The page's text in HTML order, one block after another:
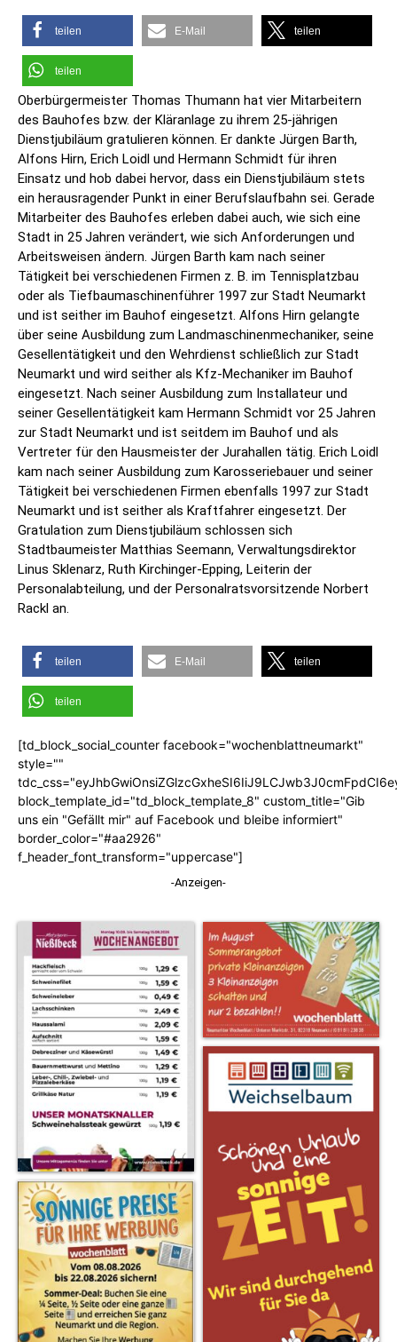
teilen E-Mail teilen
teilen
Oberbürgermeister Thomas Thumann hat vier Mitarbeitern
des Bauhofes bzw. der Kläranlage zu ihrem 25-jährigen
Dienstjubiläum gratulieren können. Er dankte Jürgen Barth,
Alfons Hirn, Erich Loidl und Hermann Schmidt für ihren
Einsatz und hob dabei hervor, dass ein Dienstjubiläum stets
ein herausragender Punkt in einer Berufslaufbahn sei. Gerade
Mitarbeiter des Bauhofes erleben dabei auch, wie sich eine
Stadt in 25 Jahren verändert, wie sich Anforderungen und
Arbeitsweisen ändern. Jürgen Barth kam nach seiner
Tätigkeit bei verschiedenen Firmen z. B. im Tennisplatzbau
oder als Tiefbaumaschinenführer 1997 zur Stadt Neumarkt
und ist seither im Bauhof eingesetzt. Alfons Hirn gelangte
über seine Ausbildung zum Landmaschinenmechaniker, seine
Gesellentätigkeit und den Wehrdienst schließlich zur Stadt
Neumarkt und wird seither als Kfz-Mechaniker im Bauhof
eingesetzt. Nach seiner Ausbildung zum Installateur und
seiner Gesellentätigkeit kam Hermann Schmidt vor 25 Jahren
zur Stadt Neumarkt und ist seitdem im Bauhof und als
Vertreter für den Hausmeister der Jurahallen tätig. Erich Loidl
kam nach seiner Ausbildung zum Karosseriebauer und seiner
Tätigkeit bei verschiedenen Firmen ebenfalls 1997 zur Stadt
Neumarkt und ist seither als Kraftfahrer eingesetzt. Der
Gratulation zum Dienstjubiläum schlossen sich
Stadtbaumeister Matthias Seemann, Verwaltungsdirektor
Linus Sklenarz, Ruth Kirchinger-Epping, Leiterin der
Personalabteilung, und der Personalratsvorsitzende Norbert
Rackl an.
teilen E-Mail teilen
teilen
[td_block_social_counter facebook="wochenblattneumarkt"
style=""
block_template_id="td_block_template_8" custom_title="Gib
uns ein "Gefällt mir" auf Facebook und bleibe informiert"
border_color="#aa2926"
f_header_font_transform="uppercase"]
-Anzeigen-